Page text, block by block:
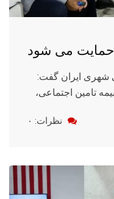
می شود
شهری ایران گفت:
تامین اجتماعی،
نظرات: ۰